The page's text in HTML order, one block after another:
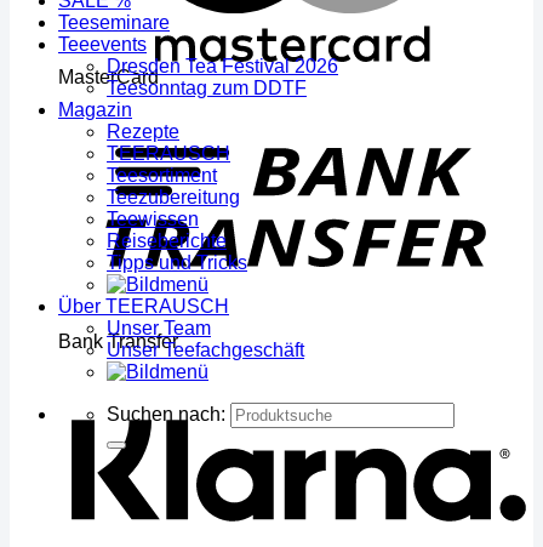
MasterCard
Bank Transfer
Teeseminare
Teeevents
Dresden Tea Festival 2026
Teesonntag zum DDTF
Magazin
Rezepte
TEERAUSCH
Teesortiment
Teezubereitung
Teewissen
Reiseberichte
Tipps und Tricks
Über TEERAUSCH
Unser Team
Unser Teefachgeschäft
Suchen nach: